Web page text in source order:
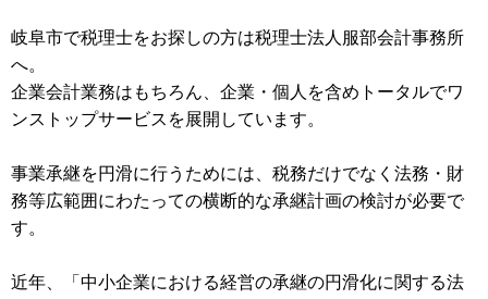
岐阜市で税理士をお探しの方は税理士法人服部会計事務所
へ。
企業会計業務はもちろん、企業・個人を含めトータルでワ
ンストップサービスを展開しています。
事業承継を円滑に行うためには、税務だけでなく法務・財
務等広範囲にわたっての横断的な承継計画の検討が必要で
す。
近年、「中小企業における経営の承継の円滑化に関する法